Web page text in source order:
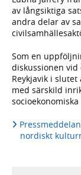
av långsiktiga
andra delar av
Som en
diskussionen
Reykjavik i
med särskild
nordiskt